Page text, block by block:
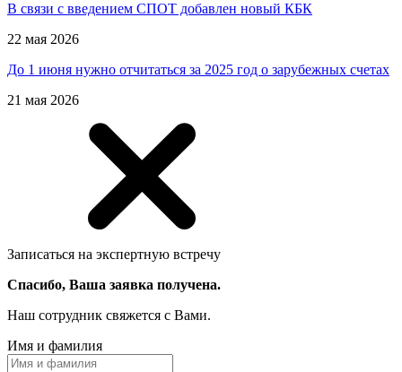
В связи с введением СПОТ добавлен новый КБК
22 мая 2026
До 1 июня нужно отчитаться за 2025 год о зарубежных счетах
21 мая 2026
Записаться на экспертную встречу
Спасибо, Ваша заявка получена.
Наш сотрудник свяжется с Вами.
Имя и фамилия